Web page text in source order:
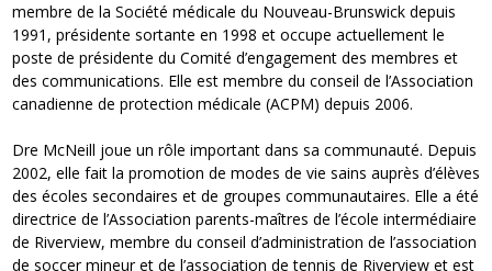
membre de la Société médicale du Nouveau-Brunswick depuis
1991, présidente sortante en 1998 et occupe actuellement le
poste de présidente du Comité d’engagement des membres et
des communications. Elle est membre du conseil de l’Association
canadienne de protection médicale (ACPM) depuis 2006.
Dre McNeill joue un rôle important dans sa communauté. Depuis
2002, elle fait la promotion de modes de vie sains auprès d’élèves
des écoles secondaires et de groupes communautaires. Elle a été
directrice de l’Association parents-maîtres de l’école intermédiaire
de Riverview, membre du conseil d’administration de l’association
de soccer mineur et de l’association de tennis de Riverview et est